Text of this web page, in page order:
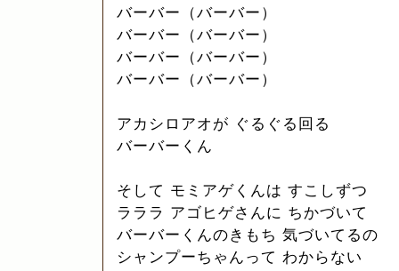
バーバー（バーバー）
バーバー（バーバー）
バーバー（バーバー）
バーバー（バーバー）
アカシロアオが ぐるぐる回る
バーバーくん
そして モミアゲくんは すこしずつ
ラララ アゴヒゲさんに ちかづいて
バーバーくんのきもち 気づいてるの
シャンプーちゃんって わからない